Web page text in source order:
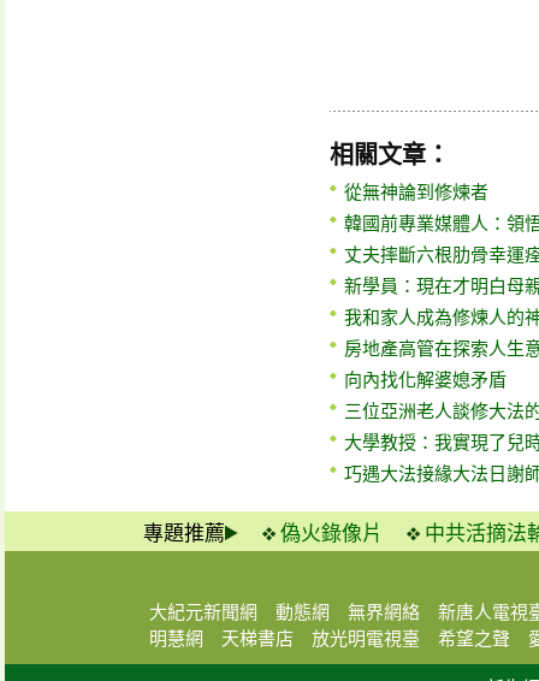
相關文章：
從無神論到修煉者
韓國前專業媒體人：領
丈夫摔斷六根肋骨幸運
新學員：現在才明白母
我和家人成為修煉人的
房地產高管在探索人生
向內找化解婆媳矛盾
三位亞洲老人談修大法
大學教授：我實現了兒
巧遇大法接緣大法日謝
專題推薦 偽火錄像片 中共活摘法
大紀元新聞網 動態網 無界網絡
新唐人電視
明慧網
天梯書店 放光明電視臺 希望之聲